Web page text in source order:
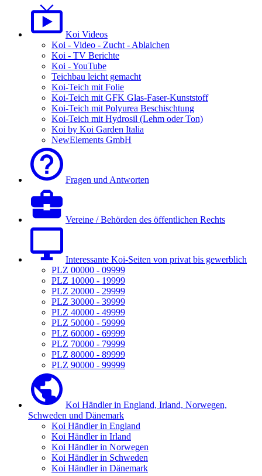
Koi Videos
Koi - Video - Zucht - Ablaichen
Koi - TV Berichte
Koi - YouTube
Teichbau leicht gemacht
Koi-Teich mit Folie
Koi-Teich mit GFK Glas-Faser-Kunststoff
Koi-Teich mit Polyurea Beschischtung
Koi-Teich mit Hydrosil (Lehm oder Ton)
Koi by Koi Garden Italia
NewElements GmbH
Fragen und Antworten
Vereine / Behörden des öffentlichen Rechts
Interessante Koi-Seiten von privat bis gewerblich
PLZ 00000 - 09999
PLZ 10000 - 19999
PLZ 20000 - 29999
PLZ 30000 - 39999
PLZ 40000 - 49999
PLZ 50000 - 59999
PLZ 60000 - 69999
PLZ 70000 - 79999
PLZ 80000 - 89999
PLZ 90000 - 99999
Koi Händler in England, Irland, Norwegen,
Schweden und Dänemark
Koi Händler in England
Koi Händler in Irland
Koi Händler in Norwegen
Koi Händler in Schweden
Koi Händler in Dänemark